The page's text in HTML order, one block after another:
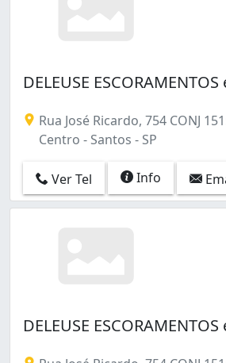
DELEUSE
Rua José Ricardo, 754 CONJ
Centro - Santos - SP
Ver Tel Info
DELEUSE